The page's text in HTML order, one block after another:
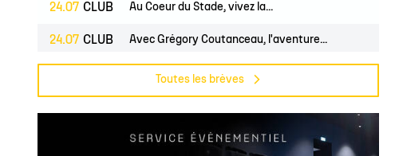
24.07 CLUB Au Coeur du Stade, vivez la...
24.07 CLUB Avec Grégory Coutanceau, l'aventure...
Billetterie, les dates de mises en...
Toutes les brèves